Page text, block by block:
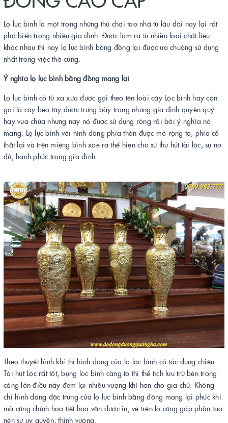
Lọ lục bình là một trong những thú chơi tao nhã từ lâu đời nay lại rất
phổ biến trong nhiều gia đình. Được làm ra từ nhiều loại chất liệu
khác nhau thì nay lọ lục bình bằng đồng lại được ưa chuộng sử dụng
nhất trong việc thờ cúng.
Ý nghĩa lọ lục bình bằng đồng mang lại
Lọ lục bình có từ xa xưa được gọi theo tên loài cây Lộc bình hay còn
gọi là cây bèo tây được trưng bày trong những gia đình quyền quý
hay vua chúa nhưng nay nó được sử dụng rộng rãi bởi ý nghĩa nó
mang. Lọ lục bình với hình dáng phía thân được mở rộng to, phía cổ
thắt lại và trên miệng bình xòe ra thể hiện cho sự thu hút tài lộc, sự no
đủ, hạnh phúc trong gia đình.
Theo thuyết hình khí thì hình dạng của lọ lộc bình có tác dụng chiêu
Tài hút Lộc rất tốt, bụng lộc bình càng to thì thể tich lưu trữ bên trong
càng lớn điều này đem lại nhiều vượng khí hơn cho gia chủ. Không
chỉ hình dáng đặc trưng của lọ lục bình bằng đồng mang lại phúc khí
mà cũng chính họa tiết hoa văn được in, vẽ trên lọ cũng góp phần tạo
nên sự uy quyền, thịnh vượng.